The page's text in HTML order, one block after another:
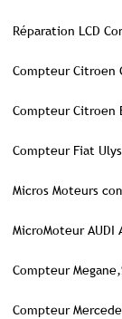
Réparation LCD
Compteur Citroen
Compteur Citroen
Compteur Fiat
Micros Moteurs
MicroMoteur AUDI
Compteur
Compteur